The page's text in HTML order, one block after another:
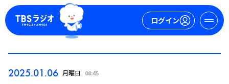
ログイン
2025.01.06 月曜日 08:45